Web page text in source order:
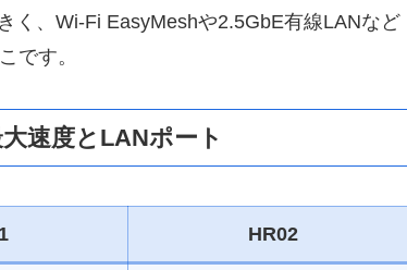
く、Wi-Fi EasyMeshや2.5GbE有線LANなど
です。
速度とLANポート
HR02